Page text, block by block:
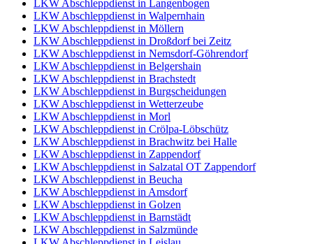
LKW Abschleppdienst in Langenbogen
LKW Abschleppdienst in Walpernhain
LKW Abschleppdienst in Möllern
LKW Abschleppdienst in Droßdorf bei Zeitz
LKW Abschleppdienst in Nemsdorf-Göhrendorf
LKW Abschleppdienst in Belgershain
LKW Abschleppdienst in Brachstedt
LKW Abschleppdienst in Burgscheidungen
LKW Abschleppdienst in Wetterzeube
LKW Abschleppdienst in Morl
LKW Abschleppdienst in Crölpa-Löbschütz
LKW Abschleppdienst in Brachwitz bei Halle
LKW Abschleppdienst in Zappendorf
LKW Abschleppdienst in Salzatal OT Zappendorf
LKW Abschleppdienst in Beucha
LKW Abschleppdienst in Amsdorf
LKW Abschleppdienst in Golzen
LKW Abschleppdienst in Barnstädt
LKW Abschleppdienst in Salzmünde